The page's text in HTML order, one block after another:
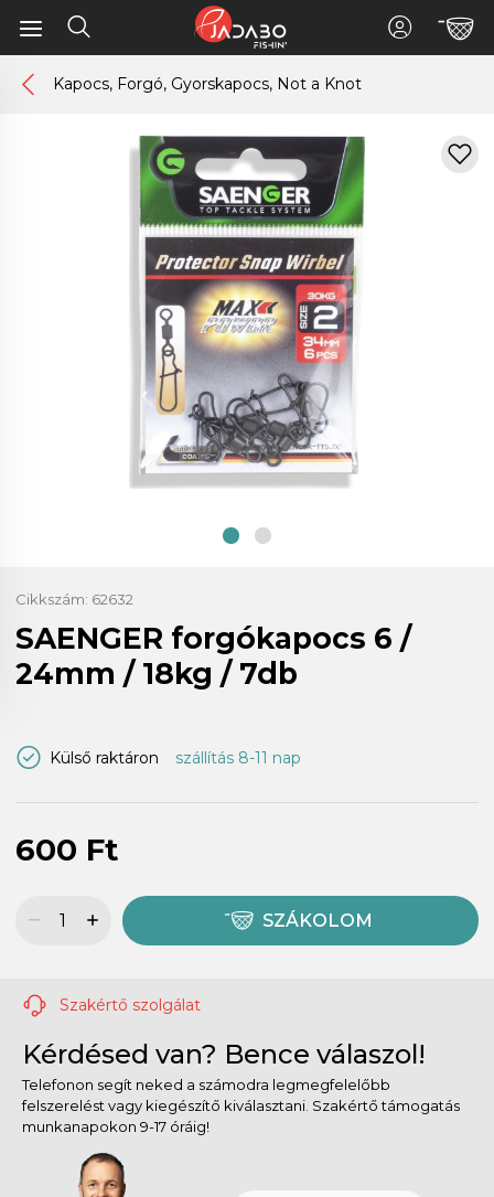
Kapocs, Forgó, Gyorskapocs, Not a Knot
Cikkszám: 62632
SAENGER forgókapocs 6 /
24mm / 18kg / 7db
Külső raktáron szállítás 8-11 nap
600 Ft
SZÁKOLOM
Szakértő szolgálat
Kérdésed van? Bence válaszol!
Telefonon segít neked a számodra legmegfelelőbb
felszerelést vagy kiegészítő kiválasztani. Szakértő támogatás
munkanapokon 9-17 óráig!